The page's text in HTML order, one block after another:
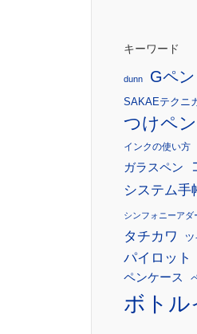
キーワード
dunn Gペン
SAKAEテクニ
つけペン
インクの使い方
ガラスペン
システム手
シンフォニーアダ
タチカワ ツ
パイロット
ペンケース
ボトル